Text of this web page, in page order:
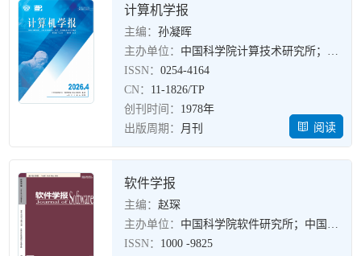
计算机学报
主编：孙凝晖
主办单位： 中国科学院计算技术研究所；中国计算机学会
ISSN：0254-4164
CN： 11-1826/TP
创刊时间： 1978年
出版周期： 月刊 阅读
软件学报
主编：赵琛
主办单位： 中国科学院软件研究所；中国计算机学会
ISSN： 1000 -9825